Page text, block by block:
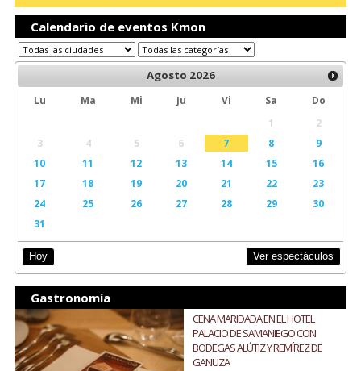
Calendario de eventos Kmon
Agosto 2026
Lu Ma Mi Ju Vi Sa
Do
1
2
3
4 5 6 7 8
9
10
11 12 13 14 15
16
17
18 19 20 21 22
23
24
25 26 27 28 29
30
31
Hoy Ver espectáculos
Gastronomía
CENA MARIDADA EN EL HOTEL
PALACIO DE SAMANIEGO CON
BODEGAS ALÚTIZ Y REMÍREZ DE
GANUZA